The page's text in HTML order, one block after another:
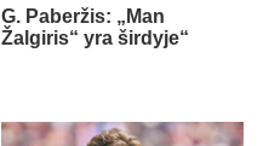
G. Paberžis: „Man
Žalgiris“ yra širdyje“